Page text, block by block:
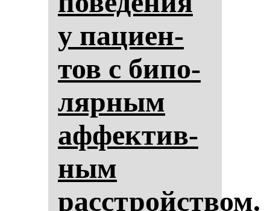
у па­ци­ен­
тов с би­по­
ляр­ным
аф­фек­тив­
ным
расстройством.